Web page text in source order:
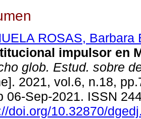
ROSAS, Barbara
impulsor en
glob. Estud. sobre
2021, vol.6, n.18,
06-Sep-2021. ISSN
doi.org/10.32870/